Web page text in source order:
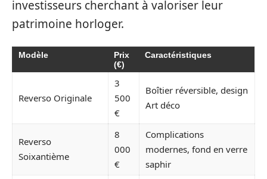
investisseurs cherchant à valoriser leur
patrimoine horloger.
Modèle
Prix
(€)
Caractéristiques
Reverso Originale
3
500
€
Boîtier réversible, design
Art déco
Reverso
Soixantième
8
000
€
Complications
modernes, fond en verre
saphir